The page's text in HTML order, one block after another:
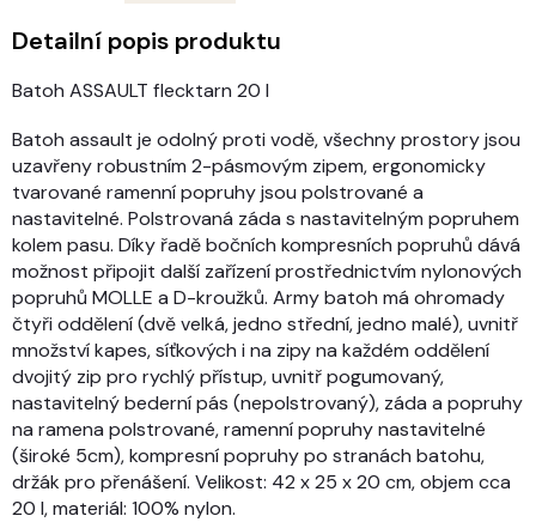
Detailní popis produktu
Batoh ASSAULT flecktarn 20 l
Batoh assault je odolný proti vodě, všechny prostory jsou
uzavřeny robustním 2-pásmovým zipem, ergonomicky
tvarované ramenní popruhy jsou polstrované a
nastavitelné. Polstrovaná záda s nastavitelným popruhem
kolem pasu. Díky řadě bočních kompresních popruhů dává
možnost připojit další zařízení prostřednictvím nylonových
popruhů MOLLE a D-kroužků. Army batoh má ohromady
čtyři oddělení (dvě velká, jedno střední, jedno malé), uvnitř
množství kapes, síťkových i na zipy na každém oddělení
dvojitý zip pro rychlý přístup, uvnitř pogumovaný,
nastavitelný bederní pás (nepolstrovaný), záda a popruhy
na ramena polstrované, ramenní popruhy nastavitelné
(široké 5cm), kompresní popruhy po stranách batohu,
držák pro přenášení. Velikost: 42 x 25 x 20 cm, objem cca
20 l, materiál: 100% nylon.